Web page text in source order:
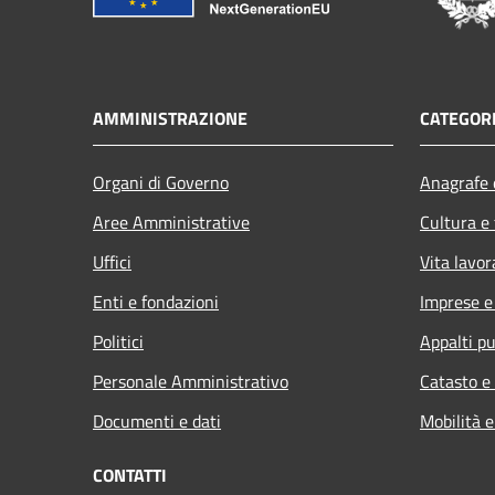
AMMINISTRAZIONE
Organi di Governo
Aree Amministrative
Uffici
Enti e fondazioni
Politici
Personale Amministrativo
Documenti e dati
Cultura
Vita
Imprese
Appalti
Catasto
Mobilità
CONTATTI